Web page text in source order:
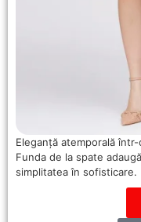
Eleganță atemporală
Funda de la spate
simplitatea în sofisticare.